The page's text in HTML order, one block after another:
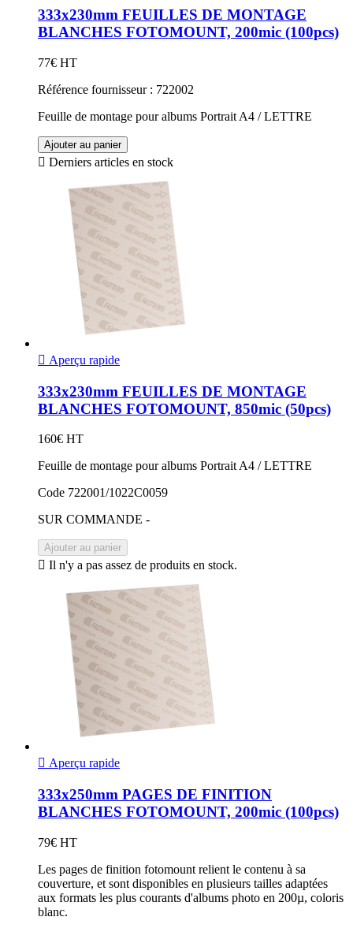
333x230mm FEUILLES DE MONTAGE
BLANCHES FOTOMOUNT, 200mic (100pcs)
77€ HT
Référence fournisseur : 722002
Feuille de montage pour albums Portrait A4 / LETTRE
Ajouter au panier
 Derniers articles en stock
 Aperçu rapide
333x230mm FEUILLES DE MONTAGE
BLANCHES FOTOMOUNT, 850mic (50pcs)
160€ HT
Feuille de montage pour albums Portrait A4 / LETTRE
Code 722001/1022C0059
SUR COMMANDE -
Ajouter au panier
 Il n'y a pas assez de produits en stock.
 Aperçu rapide
333x250mm PAGES DE FINITION
BLANCHES FOTOMOUNT, 200mic (100pcs)
79€ HT
Les pages de finition fotomount relient le contenu à sa
couverture, et sont disponibles en plusieurs tailles adaptées
aux formats les plus courants d'albums photo en 200µ, coloris
blanc.